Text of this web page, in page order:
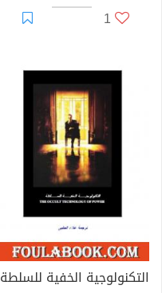
1
التكنولوجية الخفية للسلطة